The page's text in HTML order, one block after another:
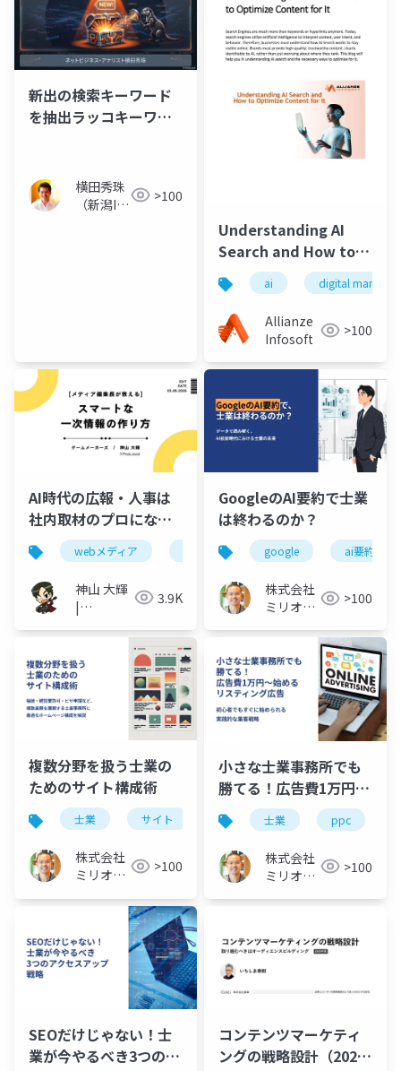
新出の検索キーワード
を抽出ラッコキーワー
横田秀珠
（新潟IT
>100
Understanding AI
Search and How to
Optimize Content for
It
ai digital marketing
Allianze
Infosoft
>100
AI時代の広報・人事は
社内取材のプロになる
べき？スマートな“一次
情報”の作り方
webメディア 人事
神山 大輝
|
@gula_sound
3.9K
GoogleのAI要約で士業
は終わるのか？
google ai要約
株式会社
ミリオン
>100
複数分野を扱う士業の
ためのサイト構成術
士業 サイト 複数
株式会社
ミリオン
>100
小さな士業事務所でも
勝てる！広告費1万円か
ら始めるリスティング
広告：初心者講座
士業 ppc
株式会社
ミリオン
>100
SEOだけじゃない！士
業が今やるべき3つのア
コンテンツマーケティ
ングの戦略設計（2025